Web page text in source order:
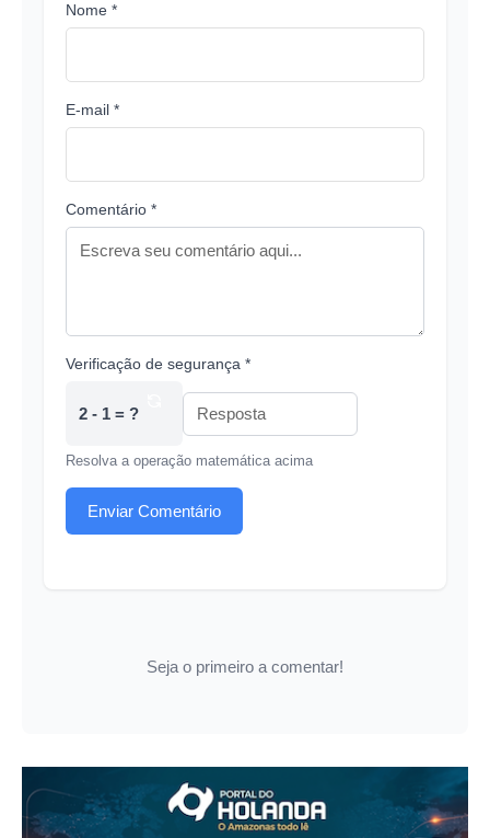
Nome *
E-mail *
Comentário *
Verificação de segurança *
2 - 1 = ?
Resolva a operação matemática acima
Enviar Comentário
Seja o primeiro a comentar!